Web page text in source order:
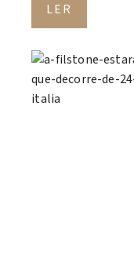
LER